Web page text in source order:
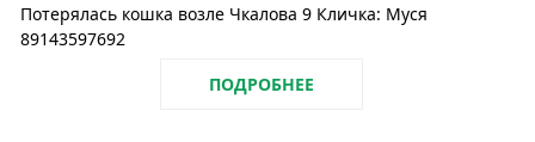
Потерялась кошка возле Чкалова 9 Кличка: Муся
89143597692
ПОДРОБНЕЕ